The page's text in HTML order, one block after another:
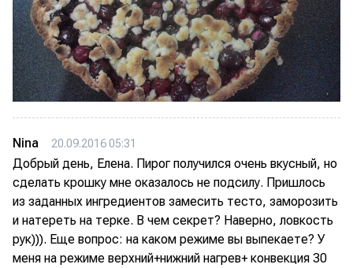
Nina 20.09.2016 05:31
Добрый день, Елена. Пирог получился очень вкусный, но
сделать крошку мне оказалось не подсилу. Пришлось
из заданных ингредиентов замесить тесто, заморозить
и натереть на терке. В чем секрет? Наверно, ловкость
рук))). Еще вопрос: на каком режиме вы выпекаете? У
меня на режиме верхний+нижний нагрев+ конвекция 30